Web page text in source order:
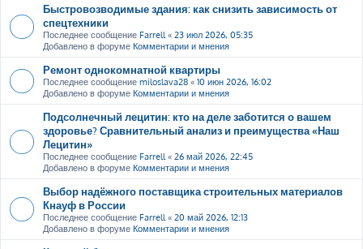
Быстровозводимые здания: как снизить зависимость от
спецтехники
Последнее сообщение Farrell « 23 июл 2026, 05:35
Добавлено в форуме Комментарии и мнения
Ремонт однокомнатной квартиры
Последнее сообщение miloslava28 « 10 июн 2026, 16:02
Добавлено в форуме Комментарии и мнения
Подсолнечный лецитин: кто на деле заботится о вашем
здоровье? Сравнительный анализ и преимущества «Наш
Лецитин»
Последнее сообщение Farrell « 26 май 2026, 22:45
Добавлено в форуме Комментарии и мнения
Выбор надёжного поставщика строительных материалов
Кнауф в России
Последнее сообщение Farrell « 20 май 2026, 12:13
Добавлено в форуме Комментарии и мнения